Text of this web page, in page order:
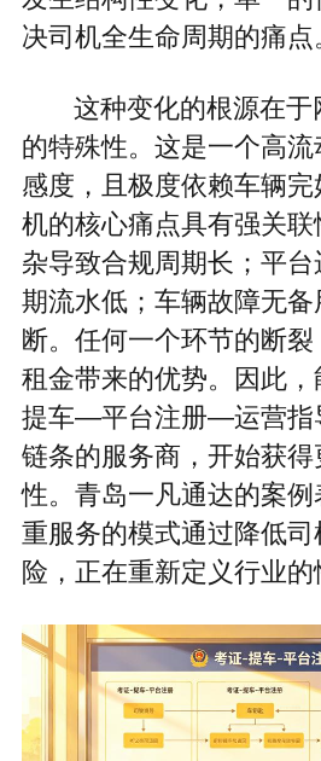
决司机全生命周期的痛点
这种变化的根源在
的特殊性。这是一个高
感度，且极度依赖车辆完
机的核心痛点具有强关联
杂导致合规周期长；平
期流水低；车辆故障无备
断。任何一个环节的断
租金带来的优势。因此
提车—平台注册—运营指
链条的服务商，开始获
性。青岛一凡通达的案例
重服务的模式通过降低
险，正在重新定义行业的